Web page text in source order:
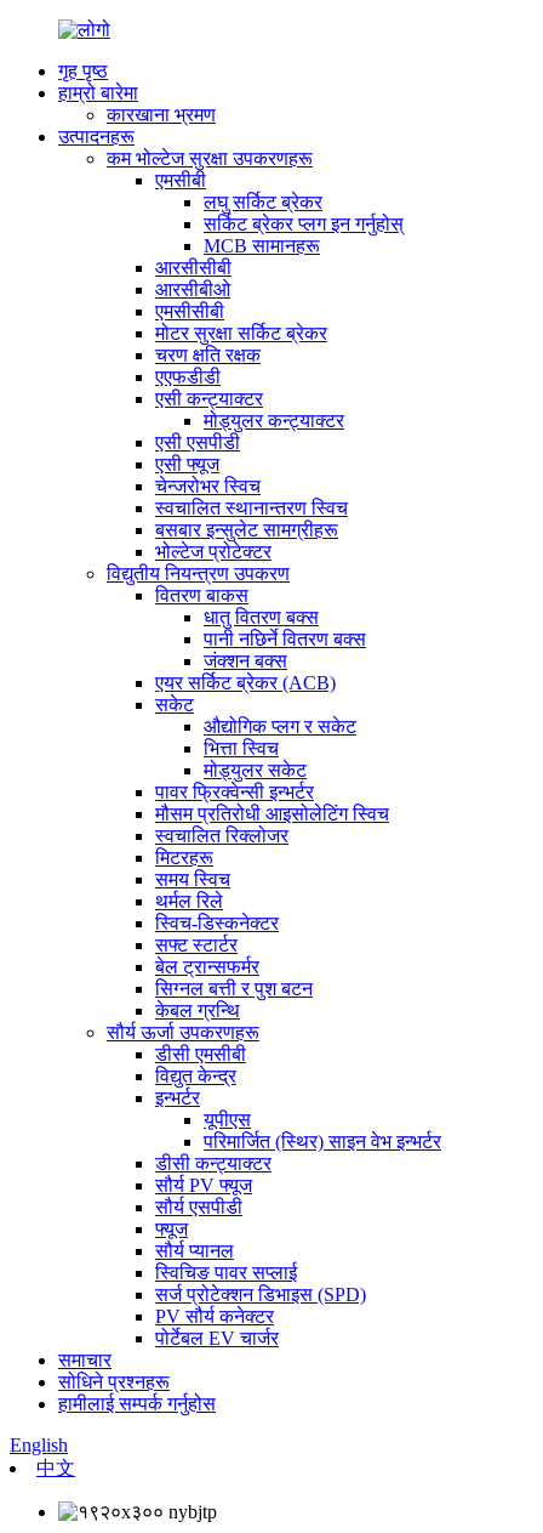
गृह पृष्ठ
हाम्रो बारेमा
कारखाना भ्रमण
उत्पादनहरू
कम भोल्टेज सुरक्षा उपकरणहरू
एमसीबी
लघु सर्किट ब्रेकर
सर्किट ब्रेकर प्लग इन गर्नुहोस्
MCB सामानहरू
आरसीसीबी
आरसीबीओ
एमसीसीबी
मोटर सुरक्षा सर्किट ब्रेकर
चरण क्षति रक्षक
एएफडीडी
एसी कन्ट्याक्टर
मोड्युलर कन्ट्याक्टर
एसी एसपीडी
एसी फ्यूज
चेन्जरोभर स्विच
स्वचालित स्थानान्तरण स्विच
बसबार इन्सुलेट सामग्रीहरू
भोल्टेज प्रोटेक्टर
विद्युतीय नियन्त्रण उपकरण
वितरण बाकस
धातु वितरण बक्स
पानी नछिर्ने वितरण बक्स
जंक्शन बक्स
एयर सर्किट ब्रेकर (ACB)
सकेट
औद्योगिक प्लग र सकेट
भित्ता स्विच
मोड्युलर सकेट
पावर फ्रिक्वेन्सी इन्भर्टर
मौसम प्रतिरोधी आइसोलेटिंग स्विच
स्वचालित रिक्लोजर
मिटरहरू
समय स्विच
थर्मल रिले
स्विच-डिस्कनेक्टर
सफ्ट स्टार्टर
बेल ट्रान्सफर्मर
सिग्नल बत्ती र पुश बटन
केबल ग्रन्थि
सौर्य ऊर्जा उपकरणहरू
डीसी एमसीबी
विद्युत केन्द्र
इन्भर्टर
यूपीएस
परिमार्जित (स्थिर) साइन वेभ इन्भर्टर
डीसी कन्ट्याक्टर
सौर्य PV फ्यूज
सौर्य एसपीडी
फ्यूज
सौर्य प्यानल
स्विचिङ पावर सप्लाई
सर्ज प्रोटेक्शन डिभाइस (SPD)
PV सौर्य कनेक्टर
पोर्टेबल EV चार्जर
समाचार
सोधिने प्रश्नहरू
हामीलाई सम्पर्क गर्नुहोस
English
中文